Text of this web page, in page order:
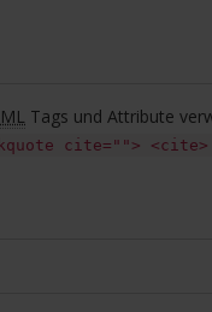
Tags und Attribute
cite=""> <cite>